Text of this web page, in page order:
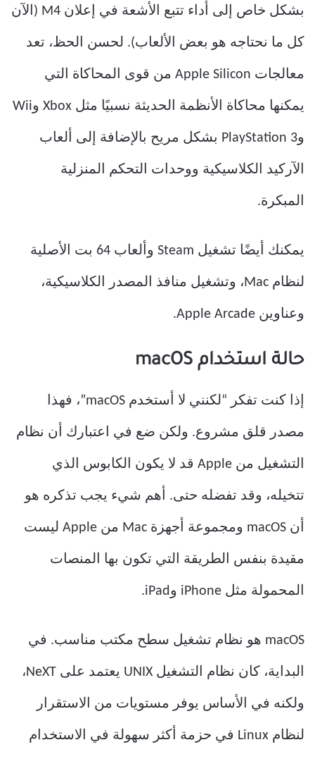
بشكل خاص إلى أداء تتبع الأشعة في إعلان M4 (الآن
كل ما نحتاجه هو بعض الألعاب). لحسن الحظ، تعد
معالجات Apple Silicon من قوى المحاكاة التي
يمكنها محاكاة الأنظمة الحديثة نسبيًا مثل Xbox وWii
وPlayStation 3 بشكل مريح بالإضافة إلى ألعاب
الآركيد الكلاسيكية ووحدات التحكم المنزلية
المبكرة.
يمكنك أيضًا تشغيل Steam وألعاب 64 بت الأصلية
لنظام Mac، وتشغيل منافذ المصدر الكلاسيكية،
وعناوين Apple Arcade.
حالة استخدام macOS
إذا كنت تفكر “لكنني لا أستخدم macOS”، فهذا
مصدر قلق مشروع. ولكن ضع في اعتبارك أن نظام
التشغيل من Apple قد لا يكون الكابوس الذي
تتخيله، وقد تفضله حتى. أهم شيء يجب تذكره هو
أن macOS ومجموعة أجهزة Mac من Apple ليست
مقيدة بنفس الطريقة التي تكون بها المنصات
المحمولة مثل iPhone وiPad.
macOS هو نظام تشغيل سطح مكتب مناسب. في
البداية، كان نظام التشغيل UNIX يعتمد على NeXT،
ولكنه في الأساس يوفر مستويات من الاستقرار
لنظام Linux في حزمة أكثر سهولة في الاستخدام